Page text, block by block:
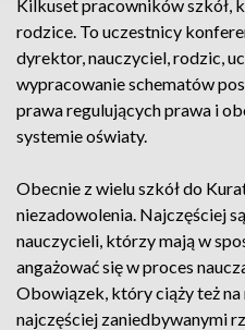
Kilkuset pracowników szkół,
rodzice. To uczestnicy
dyrektor, nauczyciel, rodzic,
wypracowanie schematów
prawa regulujących prawa i
systemie oświaty.
Obecnie z wielu szkół do
niezadowolenia. Najczęściej
nauczycieli, którzy mają w
angażować się w proces
Obowiązek, który ciąży też
najczęściej zaniedbywanymi